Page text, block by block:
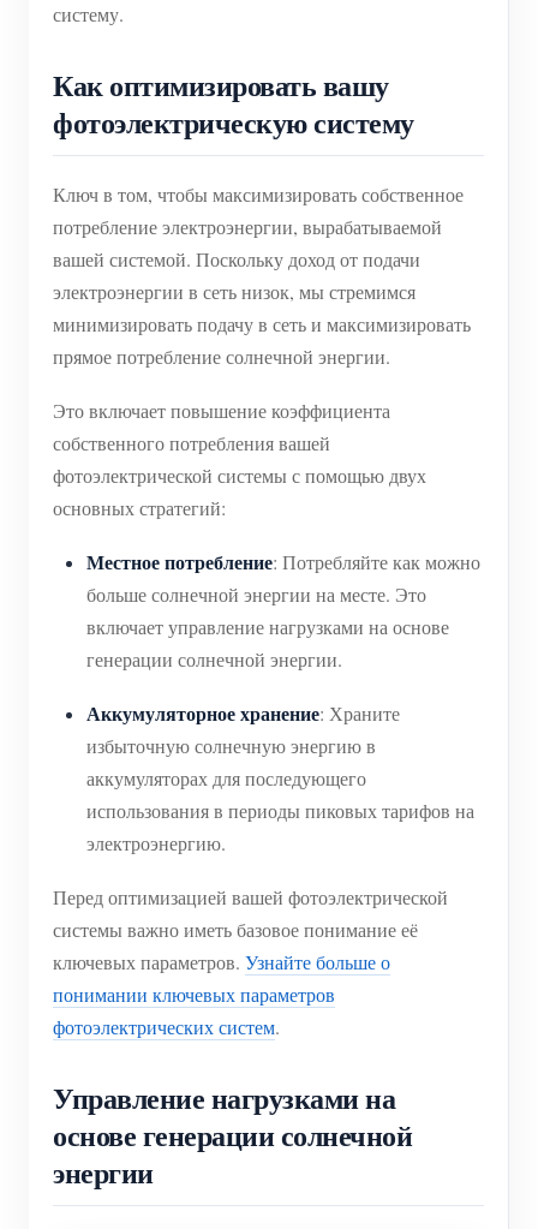
систему.
Как оптимизировать вашу
фотоэлектрическую систему
Ключ в том, чтобы максимизировать собственное
потребление электроэнергии, вырабатываемой
вашей системой. Поскольку доход от подачи
электроэнергии в сеть низок, мы стремимся
минимизировать подачу в сеть и максимизировать
прямое потребление солнечной энергии.
Это включает повышение коэффициента
собственного потребления вашей
фотоэлектрической системы с помощью двух
основных стратегий:
Местное потребление: Потребляйте как можно
больше солнечной энергии на месте. Это
включает управление нагрузками на основе
генерации солнечной энергии.
Аккумуляторное хранение: Храните
избыточную солнечную энергию в
аккумуляторах для последующего
использования в периоды пиковых тарифов на
электроэнергию.
Перед оптимизацией вашей фотоэлектрической
системы важно иметь базовое понимание её
ключевых параметров. Узнайте больше о
понимании ключевых параметров
фотоэлектрических систем.
Управление нагрузками на
основе генерации солнечной
энергии